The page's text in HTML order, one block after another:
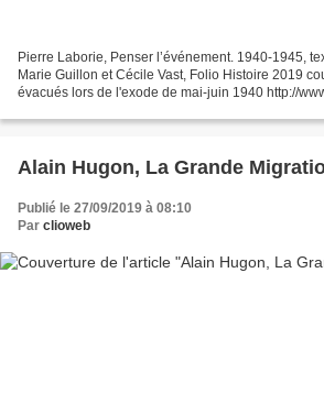
Pierre Laborie, Penser l’événement. 1940-1945,
Marie Guillon et Cécile Vast, Folio Histoire 2019
évacués lors de l'exode de mai-juin 1940 http://
Alain Hugon, La Grande
Publié le 27/09/2019 à 08:10
Par clioweb